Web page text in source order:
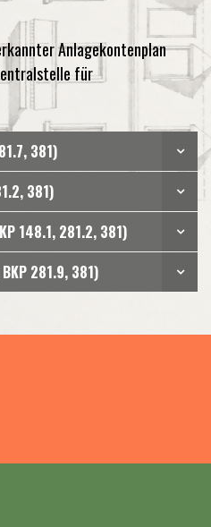
Anlagekontenplan
für
381)
381)
148.1, 281.2, 381)
BKP 281.9, 381)